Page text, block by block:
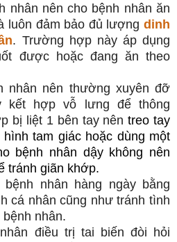
nhân nên cho bệnh nhân ăn
luôn đảm bảo đủ lượng dinh
. Trường hợp này áp dụng
được hoặc đang ăn theo
nhân nên thường xuyên đỡ
kết hợp vỗ lưng để thông
bị liệt 1 bên tay nêntreo tay
tam giác hoặc dùng một
bệnh nhân dậy không nên
tránh giãn khớp.
nhân hàng ngày bằng
cá nhân cũng như tránh tình
nhân.
điều trị tai biến đòi hỏi